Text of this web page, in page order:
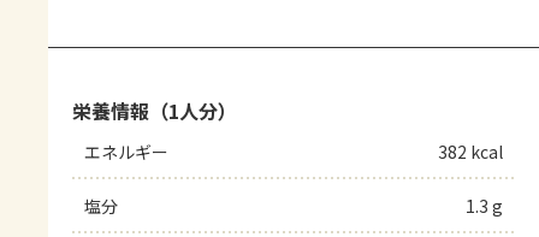
栄養情報（1人分）
エネルギー 382 kcal
塩分 1.3 g